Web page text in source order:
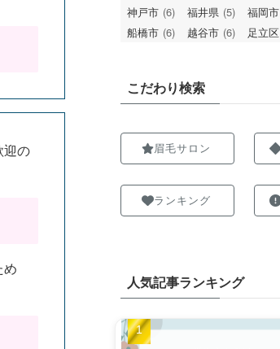
迎の
め
神戸市 (6) 福井県 (5) 福岡市
船橋市 (6) 越谷市 (6) 足立区
こだわり検索
眉毛サロン
ランキング
人気記事ランキング